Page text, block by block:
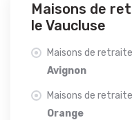
Maisons de
le Vaucluse
Maisons de
Avignon
Maisons de
Orange